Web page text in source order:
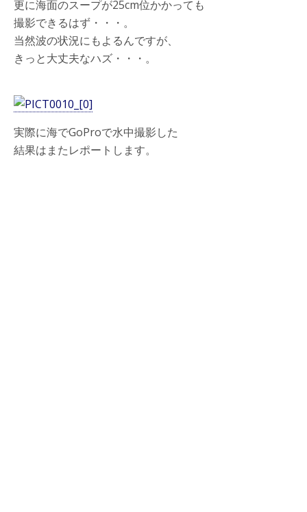
更に海面のスープが25cm位かかっても
撮影できるはず・・・。
当然波の状況にもよるんですが、
きっと大丈夫なハズ・・・。
実際に海でGoProで水中撮影した
結果はまたレポートします。